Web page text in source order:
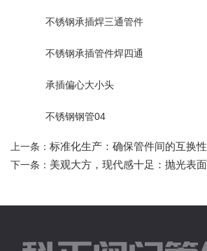
不锈钢承插焊三通管件
不锈钢承插管件焊四通
承插偏心大小头
不锈钢钢管04
上一条： 标准化生产：确保管件间的互换
下一条： 美观大方，现代感十足：抛光表